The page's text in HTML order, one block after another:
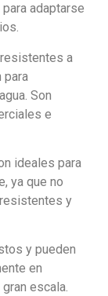
adaptarse
a
para
Son
e
ideales para
ya que no
y
y pueden
en
escala.